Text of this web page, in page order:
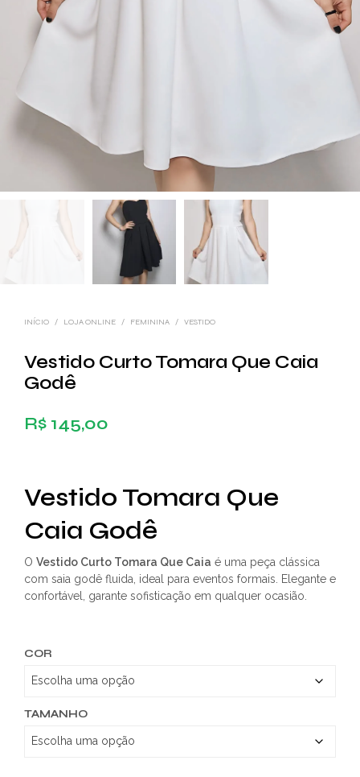
INÍCIO / LOJA ONLINE / FEMININA / VESTIDO
Vestido Curto Tomara Que Caia
Godê
R$ 145,00
Vestido Tomara Que
Caia Godê
O Vestido Curto Tomara Que Caia é uma peça clássica
com saia godê fluida, ideal para eventos formais. Elegante e
confortável, garante sofisticação em qualquer ocasião.
COR
TAMANHO